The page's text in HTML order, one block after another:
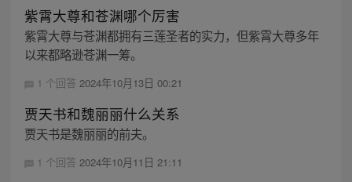
紫霄大尊和苍渊哪个厉害
紫霄大尊与苍渊都拥有三莲圣者的实力，但紫霄大尊多年
以来都略逊苍渊一筹。
1 个回答 2024年10月13日 00:21
贾天书和魏丽丽什么关系
贾天书是魏丽丽的前夫。
1 个回答 2024年10月11日 21:11